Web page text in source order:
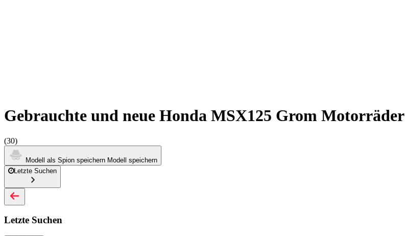
Gebrauchte und neue Honda MSX125 Grom Motorräder
(30)
Modell als Spion speichern Modell speichern
Letzte Suchen
Letzte Suchen